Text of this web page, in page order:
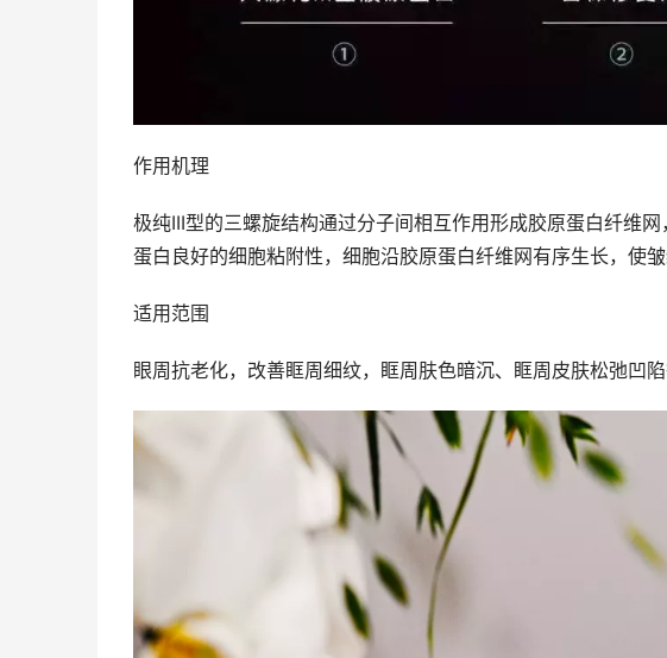
作用机理
极纯III型的三螺旋结构通过分子间相互作用形成胶原蛋白纤维
蛋白良好的细胞粘附性，细胞沿胶原蛋白纤维网有序生长，使
适用范围
眼周抗老化，改善眶周细纹，眶周肤色暗沉、眶周皮肤松弛凹陷